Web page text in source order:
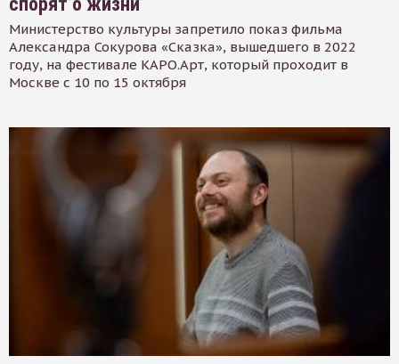
Министерство культуры запретило показ фильма
Александра Сокурова «Сказка», вышедшего в 2022
году, на фестивале КАРО.Арт, который проходит в
Москве с 10 по 15 октября